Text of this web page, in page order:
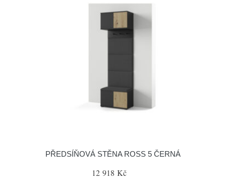
PŘEDSÍŇOVÁ STĚNA ROSS 5 ČERNÁ
12 918 Kč